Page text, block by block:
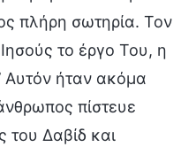
πλήρη σωτηρία. Τον
το έργο Του, η
Αυτόν ήταν ακόμα
πίστευε
του Δαβίδ και